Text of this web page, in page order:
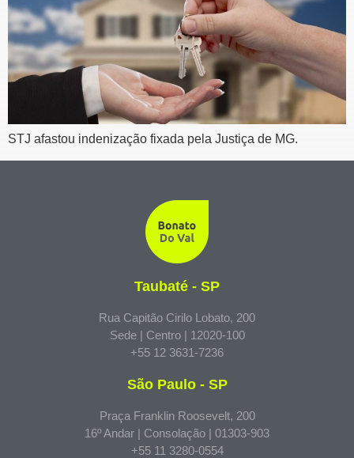
STJ afastou indenização fixada pela Justiça de MG.
Taubaté - SP
Rua Capitão Cirilo Lobato, 200
Sede | Centro | 12020-100
+55 12 3631-7236
São Paulo - SP
Praça Franklin Roosevelt, 200
16º Andar | Consolação | 01303-903
+55 11 3280-0554